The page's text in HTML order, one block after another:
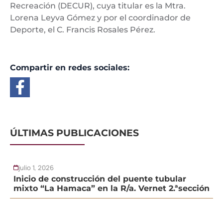
Recreación (DECUR), cuya titular es la Mtra.
Lorena Leyva Gómez y por el coordinador de
Deporte, el C. Francis Rosales Pérez.
Compartir en redes sociales:
ÚLTIMAS PUBLICACIONES
julio 1, 2026
Inicio de construcción del puente tubular
mixto “La Hamaca” en la R/a. Vernet 2.ªsección